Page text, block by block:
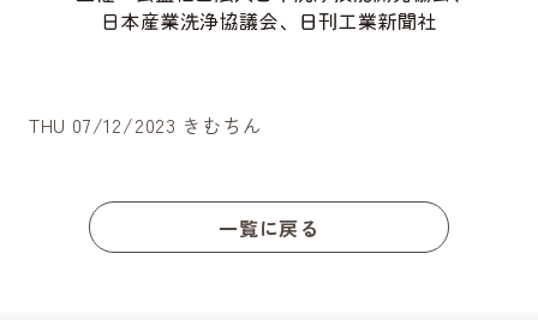
THU 07/12/2023 きむちん
一覧に戻る